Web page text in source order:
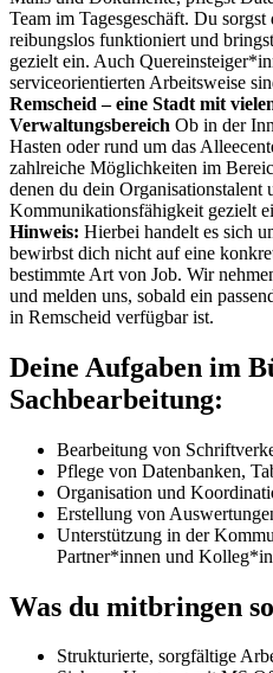
Team im Tagesgeschäft. Du
reibungslos funktioniert und
gezielt ein. Auch
serviceorientierten Arbeitsweise
Remscheid – eine Stadt mit
Verwaltungsbereich Ob in der
Hasten oder rund um das
zahlreiche Möglichkeiten im
denen du dein Organisationstalent
Kommunikationsfähigkeit gezielt
Hinweis: Hierbei handelt es sich
bewirbst dich nicht auf eine
bestimmte Art von Job. Wir
und melden uns, sobald ein
in Remscheid verfügbar ist.
Deine Aufgaben im
Sachbearbeitung:
Bearbeitung von
Pflege von Datenbanken,
Organisation und
Erstellung von
Unterstützung in der
Partner*innen und
Was du mitbringen
Strukturierte, sorgfältige